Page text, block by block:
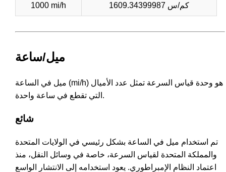
1000 mi/h 1609.34399987 كم/س
ميل/ساعة
ميل في الساعة (mi/h) هو وحدة قياس السرعة تمثل عدد الأميال
التي تقطع في ساعة واحدة.
شائع
تم استخدام ميل في الساعة بشكل رئيسي في الولايات المتحدة
والمملكة المتحدة لقياس السرعة، خاصة في وسائل النقل، منذ
اعتماد النظام الإمبراطوري. يعود استخدامه إلى الانتشار الواسع